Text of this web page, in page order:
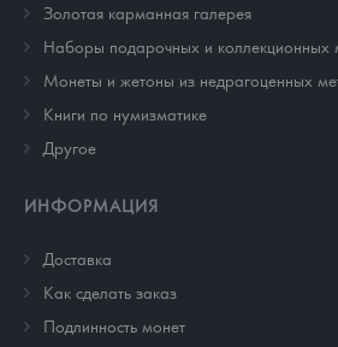
Золотая карманная галерея
Наборы подарочных и коллекционных
Монеты и жетоны из недрагоценных
Книги по нумизматике
Другое
ИНФОРМАЦИЯ
Доставка
Как сделать заказ
Подлинность монет